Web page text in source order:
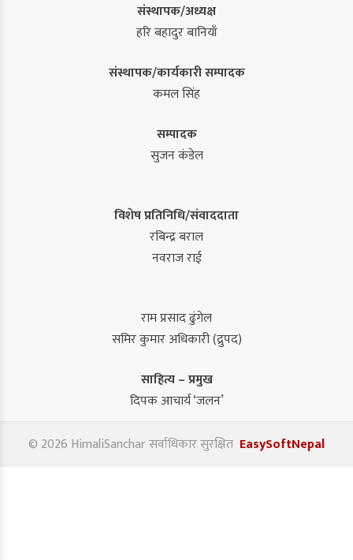
संस्थापक/अध्यक्ष
हरि बहादुर बानियाँ
संस्थापक/कार्यकारी सम्पादक
कमल सिंह
सम्पादक
सुजन कंडेल
विशेष प्रतिनिधि/संवाददाता
रबिन्द्र बराल
नवराज राई
राम प्रसाद ढुंगेल
समिर कुमार अधिकारी (द्रुपद)
साहित्य – प्रमुख
दिपक आचार्य ‘जलन’
© 2026 HimaliSanchar सर्वाधिकार सुरक्षित EasySoftNepal